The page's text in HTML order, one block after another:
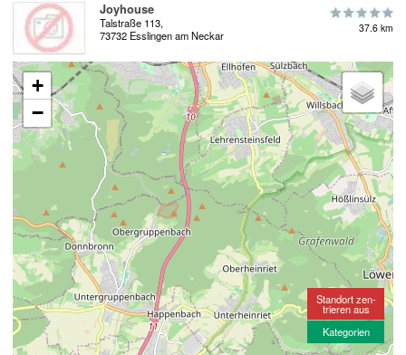
Joyhouse
Talstraße 113,
73732 Esslingen am Neckar
37.6 km
+
−
Standort zen-
trieren aus
Kategorien